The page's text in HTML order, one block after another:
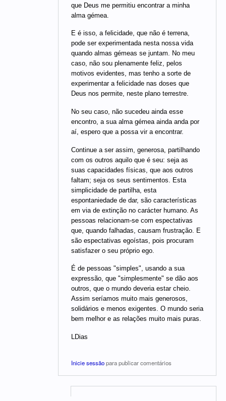
que Deus me permitiu encontrar a minha
alma gémea.
E é isso, a felicidade, que não é terrena,
pode ser experimentada nesta nossa vida
quando almas gémeas se juntam. No meu
caso, não sou plenamente feliz, pelos
motivos evidentes, mas tenho a sorte de
experimentar a felicidade nas doses que
Deus nos permite, neste plano terrestre.
No seu caso, não sucedeu ainda esse
encontro, a sua alma gémea ainda anda por
aí, espero que a possa vir a encontrar.
Continue a ser assim, generosa, partilhando
com os outros aquilo que é seu: seja as
suas capacidades físicas, que aos outros
faltam; seja os seus sentimentos. Esta
simplicidade de partilha, esta
espontaniedade de dar, são características
em via de extinção no carácter humano. As
pessoas relacionam-se com espectativas
que, quando falhadas, causam frustração. E
são espectativas egoístas, pois procuram
satisfazer o seu próprio ego.
É de pessoas "simples", usando a sua
expressão, que "simplesmente" se dão aos
outros, que o mundo deveria estar cheio.
Assim seríamos muito mais generosos,
solidários e menos exigentes. O mundo seria
bem melhor e as relações muito mais puras.
LDias
Inicie sessãopara publicar comentários